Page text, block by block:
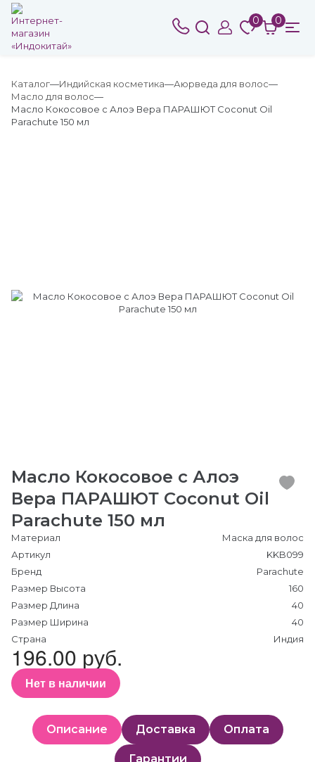
0 0
Каталог Индийская косметика
Аюрведа для волос
Масло для волос
Масло Кокосовое с Алоэ Вера ПАРАШЮТ Coconut Oil
Parachute 150 мл
Масло Кокосовое с Алоэ
Вера ПАРАШЮТ Coconut Oil
Parachute 150 мл
Материал
Маска для волос
Артикул
KKB099
Бренд
Parachute
Размер Высота
160
Размер Длина
40
Размер Ширина
40
Страна
Индия
196.00 руб.
Нет в наличии
Описание Доставка Оплата
Гарантии